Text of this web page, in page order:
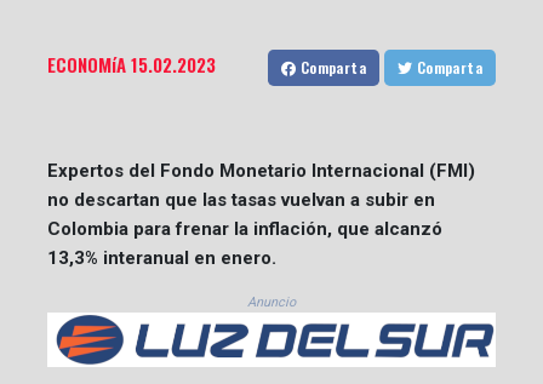
ECONOMíA15.02.2023 Comparta Comparta
Expertos del Fondo Monetario Internacional (FMI)
no descartan que las tasas vuelvan a subir en
Colombia para frenar la inflación, que alcanzó
13,3% interanual en enero.
Anuncio